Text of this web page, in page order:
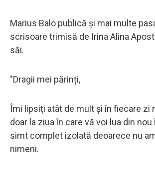
Marius Balo publică și mai multe
scrisoare trimisă de Irina Alina
săi.
"Dragii mei părinți,
Îmi lipsiți atât de mult și în fiecare zi
doar la ziua în care vă voi lua din nou
simt complet izolată deoarece nu
nimeni.